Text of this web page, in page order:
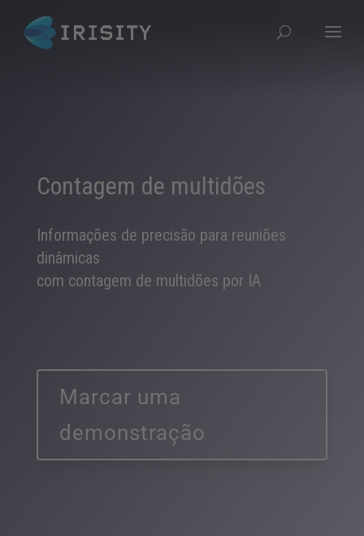
Contagem de multidões
Informações de precisão para reuniões
dinâmicas
com contagem de multidões por IA
Marcar uma
demonstração